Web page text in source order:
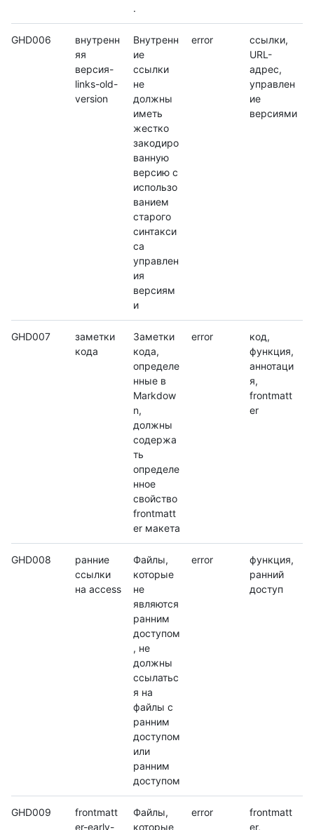
.
GHD006
внутренн
яя
версия-
links-old-
version
Внутренн
ие
ссылки
не
должны
иметь
жестко
закодиро
ванную
версию с
использо
ванием
старого
синтакси
са
управлен
ия
версиям
и
error
ссылки,
URL-
адрес,
управлен
ие
версиями
GHD007
заметки
кода
Заметки
кода,
определе
нные в
Markdow
n,
должны
содержа
ть
определе
нное
свойство
frontmatt
er макета
error
код,
функция,
аннотаци
я,
frontmatt
er
GHD008
ранние
ссылки
на access
Файлы,
которые
не
являются
ранним
доступом
, не
должны
ссылатьс
я на
файлы с
ранним
доступом
или
ранним
доступом
error
функция,
ранний
доступ
GHD009
frontmatt
er-early-
Файлы,
которые
error
frontmatt
er,